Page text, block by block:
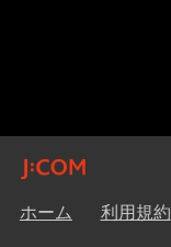
ホーム 利用規約